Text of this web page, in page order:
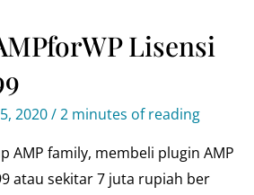
Lisensi
2020/2 minutes of reading
AMP family, membeli plugin AMP
atau sekitar 7 juta rupiah ber